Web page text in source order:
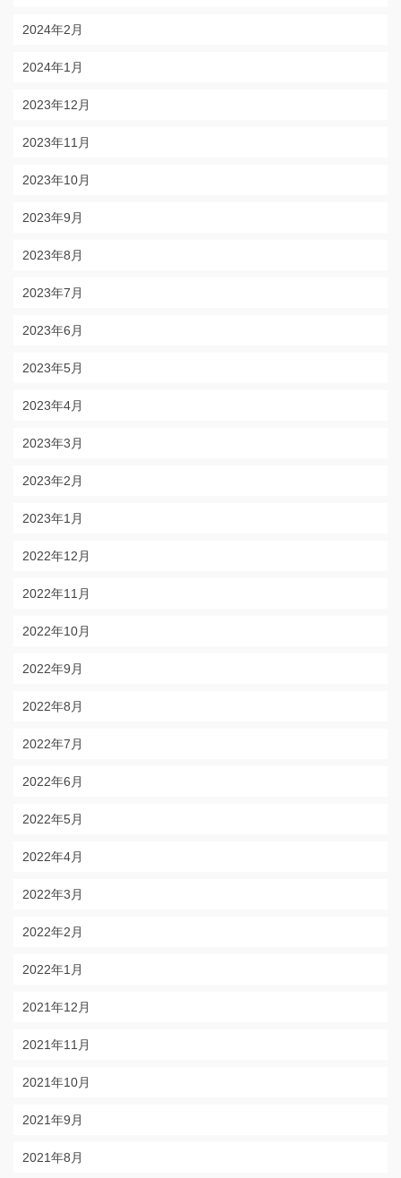
2024年2月
2024年1月
2023年12月
2023年11月
2023年10月
2023年9月
2023年8月
2023年7月
2023年6月
2023年5月
2023年4月
2023年3月
2023年2月
2023年1月
2022年12月
2022年11月
2022年10月
2022年9月
2022年8月
2022年7月
2022年6月
2022年5月
2022年4月
2022年3月
2022年2月
2022年1月
2021年12月
2021年11月
2021年10月
2021年9月
2021年8月